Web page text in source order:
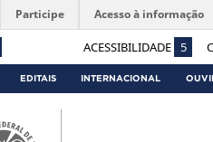
ACESSIBILIDADE 5
Participe Acesso à informação
EDITAIS INTERNACIONAL